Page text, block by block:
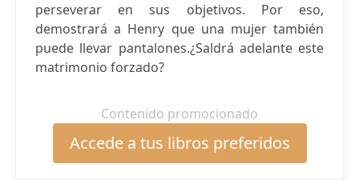
perseverar en sus objetivos. Por eso,
demostrará a Henry que una mujer también
puede llevar pantalones.¿Saldrá adelante este
matrimonio forzado?
Contenido promocionado
Accede a tus libros preferidos